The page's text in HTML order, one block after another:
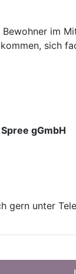
im
sich
gGmbH
gern unter